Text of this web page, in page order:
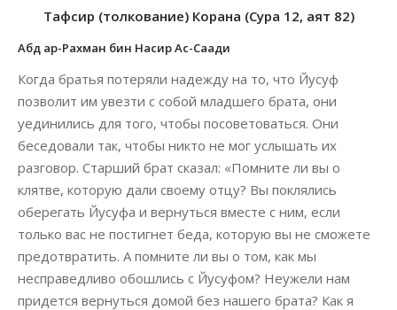
Тафсир (толкование) Корана (Сура 12, аят 82)
Абд ар-Рахман бин Насир Ас-Саади
Когда братья потеряли надежду на то, что Йусуф
позволит им увезти с собой младшего брата, они
уединились для того, чтобы посоветоваться. Они
беседовали так, чтобы никто не мог услышать их
разговор. Старший брат сказал: «Помните ли вы о
клятве, которую дали своему отцу? Вы поклялись
оберегать Йусуфа и вернуться вместе с ним, если
только вас не постигнет беда, которую вы не сможете
предотвратить. А помните ли вы о том, как мы
несправедливо обошлись с Йусуфом? Неужели нам
придется вернуться домой без нашего брата? Как я